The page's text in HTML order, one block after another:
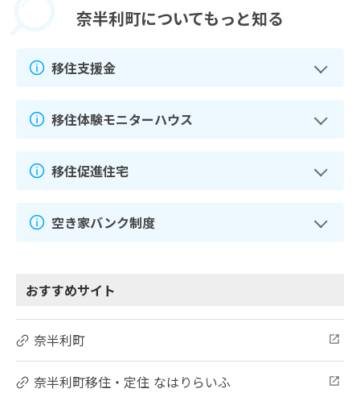
奈半利町についてもっと知る
移住支援金
移住体験モニターハウス
移住促進住宅
空き家バンク制度
おすすめサイト
奈半利町
奈半利町移住・定住 なはりらいふ